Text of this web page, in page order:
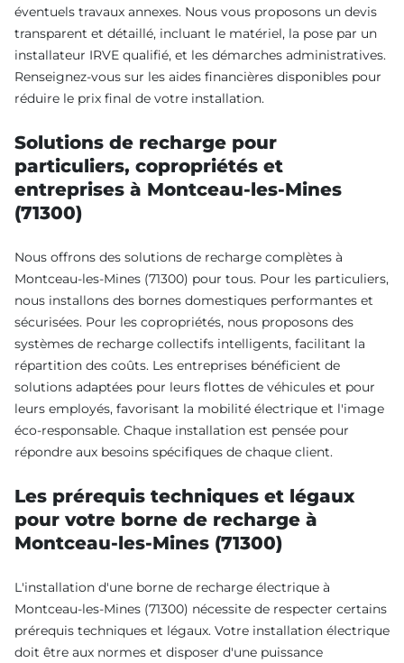
éventuels travaux annexes. Nous vous proposons un devis
transparent et détaillé, incluant le matériel, la pose par un
installateur IRVE qualifié, et les démarches administratives.
Renseignez-vous sur les aides financières disponibles pour
réduire le prix final de votre installation.
Solutions de recharge pour
particuliers, copropriétés et
entreprises à Montceau-les-Mines
(71300)
Nous offrons des solutions de recharge complètes à
Montceau-les-Mines (71300) pour tous. Pour les particuliers,
nous installons des bornes domestiques performantes et
sécurisées. Pour les copropriétés, nous proposons des
systèmes de recharge collectifs intelligents, facilitant la
répartition des coûts. Les entreprises bénéficient de
solutions adaptées pour leurs flottes de véhicules et pour
leurs employés, favorisant la mobilité électrique et l'image
éco-responsable. Chaque installation est pensée pour
répondre aux besoins spécifiques de chaque client.
Les prérequis techniques et légaux
pour votre borne de recharge à
Montceau-les-Mines (71300)
L'installation d'une borne de recharge électrique à
Montceau-les-Mines (71300) nécessite de respecter certains
prérequis techniques et légaux. Votre installation électrique
doit être aux normes et disposer d'une puissance